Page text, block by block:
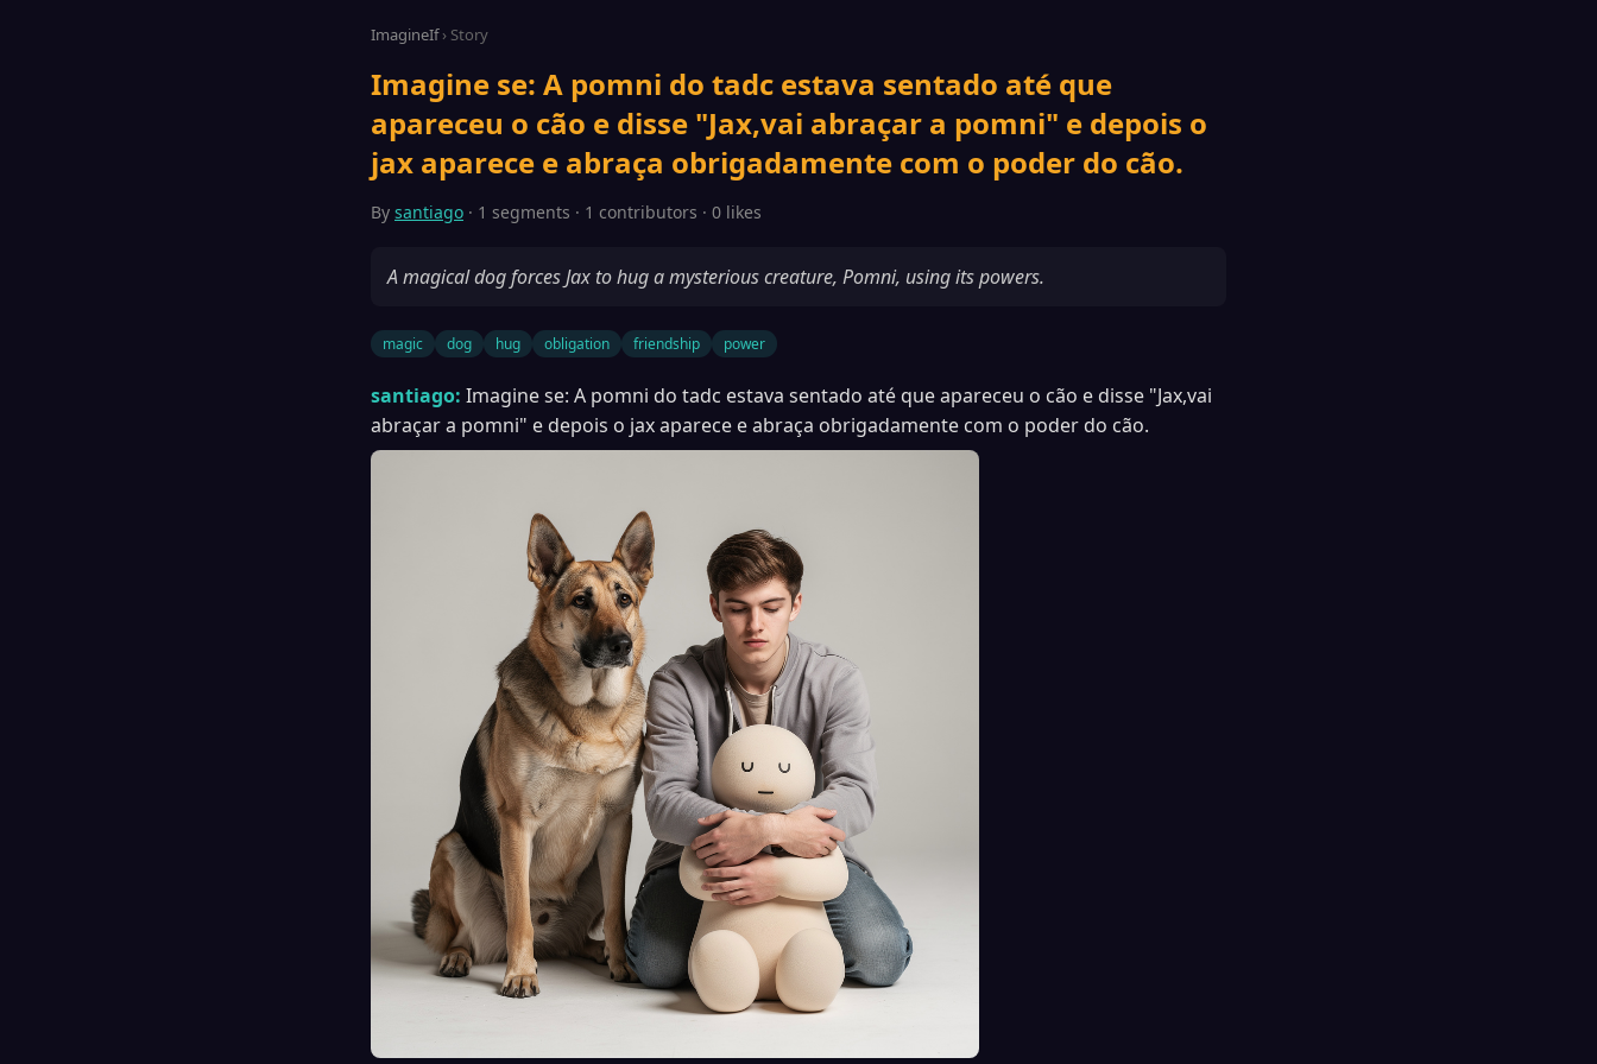
ImagineIf› Story
Imagine se: A pomni do tadc estava sentado até que
apareceu o cão e disse "Jax,vai abraçar a pomni" e depois o
jax aparece e abraça obrigadamente com o poder do cão.
By santiago · 1 segments · 1 contributors · 0 likes
A magical dog forces Jax to hug a mysterious creature, Pomni, using its powers.
magic dog hug obligation friendship power
santiago: Imagine se: A pomni do tadc estava sentado até que apareceu o cão e disse "Jax,vai
abraçar a pomni" e depois o jax aparece e abraça obrigadamente com o poder do cão.